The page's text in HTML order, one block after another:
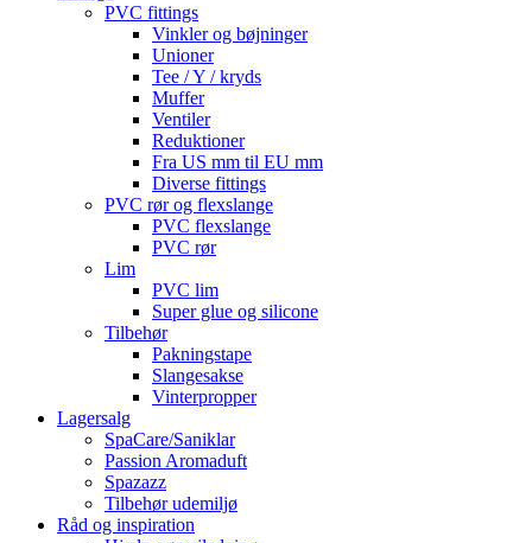
PVC fittings
Vinkler og bøjninger
Unioner
Tee / Y / kryds
Muffer
Ventiler
Reduktioner
Fra US mm til EU mm
Diverse fittings
PVC rør og flexslange
PVC flexslange
PVC rør
Lim
PVC lim
Super glue og silicone
Tilbehør
Pakningstape
Slangesakse
Vinterpropper
Lagersalg
SpaCare/Saniklar
Passion Aromaduft
Spazazz
Tilbehør udemiljø
Råd og inspiration